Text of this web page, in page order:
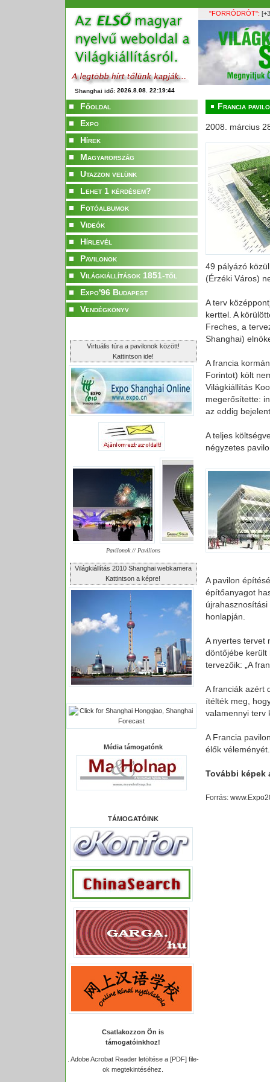
"FORRÓDRÓT":
Shanghai idő:
Főoldal
Expo
Hírek
Magyarország
Utazzon velünk
Lehet 1 kérdésem?
Fotóalbumok
Videók
Hírlevél
Pavilonok
Világkiállítások 1851-től
Expo'96 Budapest
Vendégkönyv
Virtuális túra a pavilonok között!
Kattintson ide!
Pavilonok // Pavilions
Világkiállítás 2010 Shanghai webkamera
Kattintson a képre!
Média támogatónk
TÁMOGATÓINK
Csatlakozzon Ön is
támogatóinkhoz!
Adobe Acrobat Reader letöltése a [PDF] file-
ok megtekintéséhez.
Francia
2008. március
49 pályázó
(Érzéki Város)
A terv
kerttel. A
Freches, a
Shanghai)
A francia
Forintot) költ
Világkiállítás
megerősítette:
az eddig
A teljes
négyzetes
A pavilon
építőanyagot
honlapján.
A nyertes tervet
döntőjébe került
tervezőik: „A
A franciák azért
ítélték meg,
valamennyi terv
A Francia
élők
További képek
Forrás: